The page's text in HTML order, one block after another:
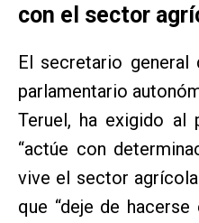
con el sector
El secretario general
parlamentario
Teruel, ha exigido al
“actúe con
vive el sector
que “deje de